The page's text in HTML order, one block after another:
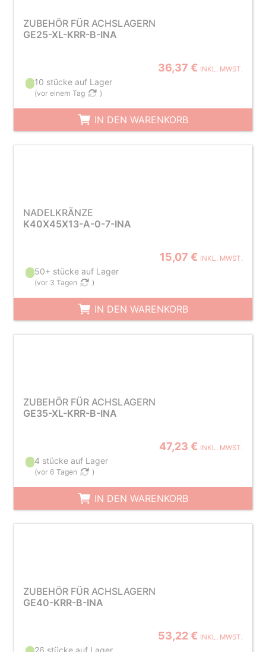
ZUBEHÖR FÜR ACHSLAGERN
GE25-XL-KRR-B-INA
36,37 € INKL. MWST.
10 stücke auf Lager
(vor einem Tag )
IN DEN WARENKORB
NADELKRÄNZE
K40X45X13-A-0-7-INA
15,07 € INKL. MWST.
50+ stücke auf Lager
(vor 3 Tagen )
IN DEN WARENKORB
ZUBEHÖR FÜR ACHSLAGERN
GE35-XL-KRR-B-INA
47,23 € INKL. MWST.
4 stücke auf Lager
(vor 6 Tagen )
IN DEN WARENKORB
ZUBEHÖR FÜR ACHSLAGERN
GE40-KRR-B-INA
53,22 € INKL. MWST.
26 stücke auf Lager